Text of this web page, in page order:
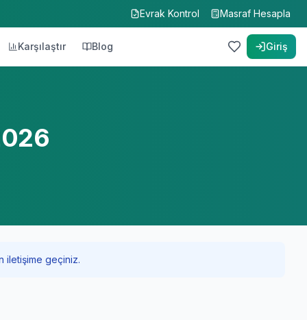
Evrak Kontrol Masraf Hesapla
Karşılaştır Blog Giriş
iletişime geçiniz.